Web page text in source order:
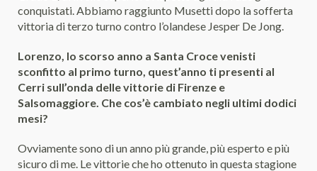
conquistati. Abbiamo raggiunto Musetti dopo la sofferta
vittoria di terzo turno contro l’olandese Jesper De Jong.
Lorenzo, lo scorso anno a Santa Croce venisti
sconfitto al primo turno, quest’anno ti presenti al
Cerri sull’onda delle vittorie di Firenze e
Salsomaggiore. Che cos’è cambiato negli ultimi dodici
mesi?
Ovviamente sono di un anno più grande, più esperto e più
sicuro di me. Le vittorie che ho ottenuto in questa stagione